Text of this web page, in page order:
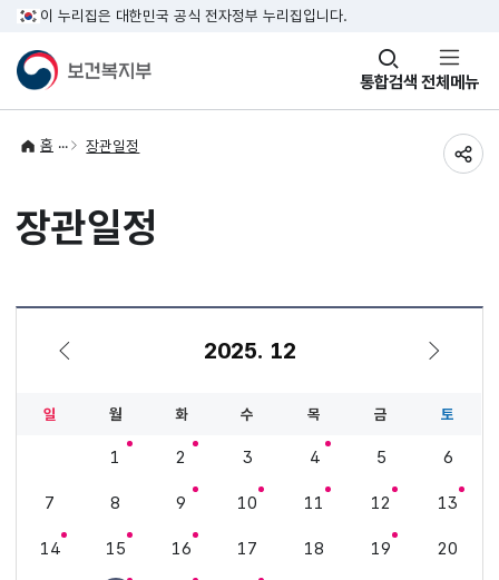
이 누리집은 대한민국 공식 전자정부 누리집입니다.
통합검색
창
열기 전체메뉴
홈 장관일정
장관일정
2025. 12
일 월 화 수 목 금 토
1 2 3 4 5 6
7 8 9 10 11 12 13
14 15 16 17 18 19 20